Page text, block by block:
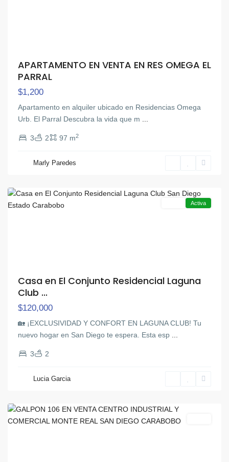
APARTAMENTO EN VENTA EN RES OMEGA EL
PARRAL
$1,200
Apartamento en alquiler ubicado en Residencias Omega
Urb. El Parral Descubra la vida que m
3 2 97 m2
Marly Paredes
Activa
Casa en El Conjunto Residencial Laguna
Club ...
$120,000
🏡 ¡EXCLUSIVIDAD Y CONFORT EN LAGUNA CLUB! ​Tu
nuevo hogar en San Diego te espera. Esta esp
3 2
Lucia Garcia